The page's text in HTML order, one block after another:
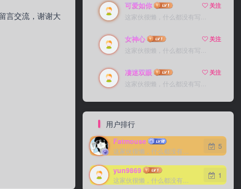
言交流，谢谢大
可爱如你
关注
这家伙很懒，什么都没有写...
女神心
关注
这家伙很懒，什么都没有写...
凄迷双眼
关注
这家伙很懒，什么都没有写...
用户排行
Fatmouse
这家伙很懒，什么都没有写...
5
yun9869
这家伙很懒，什么都没有写...
1